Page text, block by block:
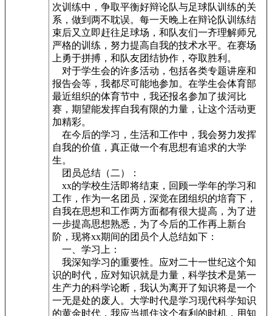
次训练中，争取平衡好辩论队与足球队训练的关
系，做到两不耽误。每一天晚上在辩论队训练结
束后又立即赶往足球场，和队友们一齐理解师兄
严格的训练，努力提高自我的技术水平。在赛场
上勇于拼搏，和队友团结协作，夺取胜利。
对于学生会的许多活动，包括各类专题讲座和
报告会等，我都尽可能地参加。在学生会体育部
最近组织的体育节中，我还报名参加了拔河比
赛，期望能发挥自我有限的力量，让这个活动更
加精彩。
在今后的学习，生活和工作中，我会努力发挥
自我的价值，真正做一个有思想有追求的大学
生。
团员总结（二）：
xx的学校生活即将结束，回顾一学年的学习和
工作，作为一名团员，深觉在团组织的培育下，
自我在思想和工作两方面都有很大提高，为了进
一步提高思想熟悉，为了今后的工作再上新台
阶，现将xx期间的团员个人总结如下：
一、学习上：
我深知学习的重要性。应对二十一世纪这个知
识的时代，应对知识就是力量，科学技术是第一
生产力的科学论断，我认为离开了知识将是一个
一无是处的废人。大学时代是学习现代科学知识
的黄金时代，我应当抓住这个有利的时机，用知